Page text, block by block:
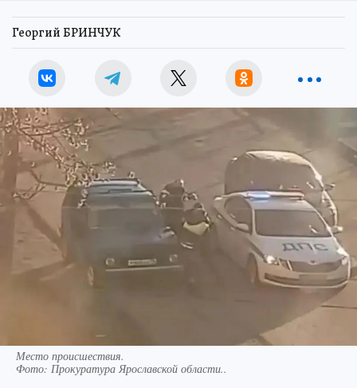
Георгий БРИНЧУК
Место происшествия.
Фото: Прокуратура Ярославской области..